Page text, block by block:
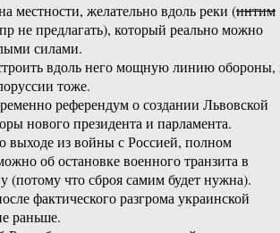
местности, желательно вдоль реки (интим
не предлагать), который реально можно
силами.
вдоль него мощную линию обороны,
тоже.
референдум о создании Львовской
нового президента и парламента.
выходе из войны с Россией, полном
об остановке военного транзита в
(потому что сброя самим будет нужна).
фактического разгрома украинской
раньше.